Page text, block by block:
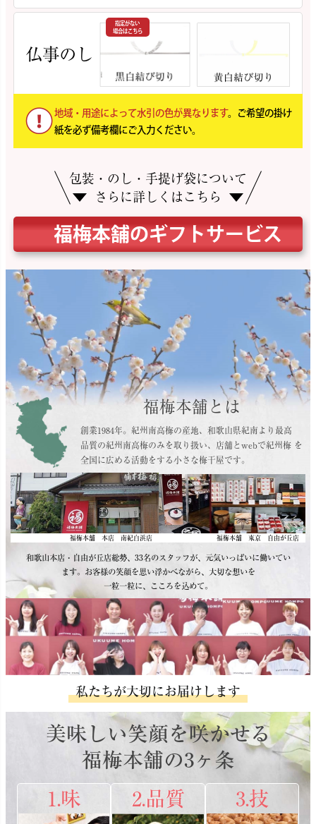
仏事のし
指定がない
場合はこちら
地域・用途によって水引の色が異なります。ご希望の掛け
紙を必ず備考欄にご入力ください。
包装・のし・手提げ袋について
さらに詳しくはこちら
福梅本舗のギフトサービス
福梅本舗とは
創業1984年。紀州南高梅の産地、和歌山県紀南より最高
品質の紀州南高梅のみを取り扱い、店舗とwebで紀州梅 を
全国に広める活動をする小さな梅干屋です。
福梅本舗 本店 南紀白浜店 福梅本舗 東京 自由が丘店
和歌山本店・自由が丘店総勢、33名のスタッフが、元気いっぱいに働いてい
ます。お客様の笑顔を思い浮かべながら、大切な想いを
一粒一粒に、こころを込めて。
私たちが大切にお届けします
美味しい笑顔を咲かせる
福梅本舗の3ヶ条
1.味
2.品質 3.技